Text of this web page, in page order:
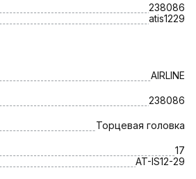
238086
atis1229
AIRLINE
238086
Торцевая головка
17
AT-IS12-29